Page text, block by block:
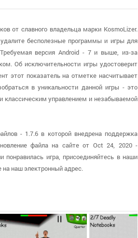
от славного владельца марки KosmoLizer.
бесполезные программы и игры для
версия Android - 7 и выше, из-за
Об исключительности игры удостоверит
этот показатель на отметке насчитывает
в уникальности данной игры - это
управлением и незабываемой
- 1.7.6 в которой внедрена поддержка
файла на сайте от Oct 24, 2020 -
игра, присоединяйтесь в наши
на наш электронный адрес.